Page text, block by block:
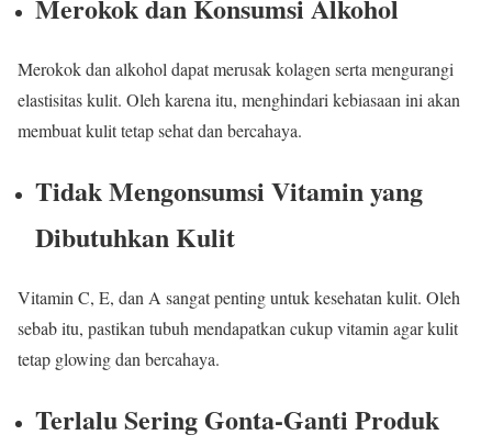
Merokok dan Konsumsi Alkohol
Merokok dan alkohol dapat merusak kolagen serta mengurangi
elastisitas kulit. Oleh karena itu, menghindari kebiasaan ini akan
membuat kulit tetap sehat dan bercahaya.
Tidak Mengonsumsi Vitamin yang
Dibutuhkan Kulit
Vitamin C, E, dan A sangat penting untuk kesehatan kulit. Oleh
sebab itu, pastikan tubuh mendapatkan cukup vitamin agar kulit
tetap glowing dan bercahaya.
Terlalu Sering Gonta-Ganti Produk